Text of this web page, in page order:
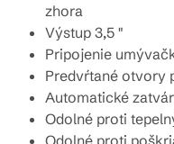
zhora
Výstup 3,5 "
Pripojenie
Predvŕtané otvory
Automatické
Odolné proti
Odolné proti